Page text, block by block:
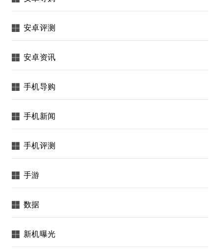
安卓评测
安卓资讯
手机导购
手机新闻
手机评测
手游
数据
新机曝光